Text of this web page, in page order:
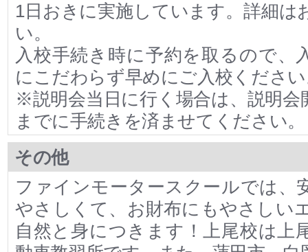
1日おきに実施しています。詳細は
い。
入校手続き時に予約を取るので、
にこだわらず早めにご入校くださ
※説明会当日に行く場合は、説明会
までに手続きを済ませてください。
その他
ファインモータースクールでは、
やさしくて、お財布にもやさしい
自然と身につきます！上尾校は上